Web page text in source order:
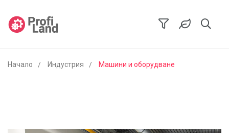
Начало Индустрия Машини и оборудване